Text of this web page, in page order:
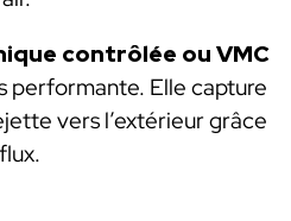
contrôlée ou VMC
performante. Elle capture
vers l’extérieur grâce